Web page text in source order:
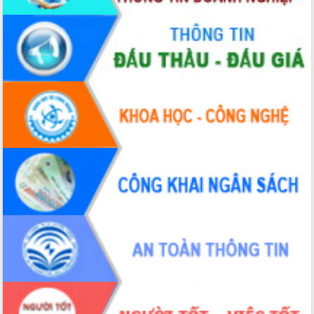
hiện nhiệm vụ quản lý tài sản công
hàng tuần
Tháo gỡ những vướng mắc, đẩy mạnh
công tác cải cách thủ tục hành chính
tại Trung tâm Phục vụ hành chính
công tỉnh
Đắk Lắk: Tôn vinh 46 giải pháp tại Hội
thi Sáng tạo Kỹ thuật 2024 - 2025
Đắk Lắk rà soát, điều chỉnh Đề án 190
về phát triển nuôi trồng thủy sản
Phó Chủ tịch UBND tỉnh Đắk Lắk
Trương Công Thái kiểm tra thực địa
Dự án cao tốc Khánh Hòa - Buôn Ma
Thuột
Định vị cà phê Việt Nam như một “di
sản sống” trong dòng chảy toàn cầu
Xây dựng nông thôn mới: Nâng cao đời
sống người dân từ những mô hình thiết
Quyết liệt tháo gỡ vướng mắc, đẩy